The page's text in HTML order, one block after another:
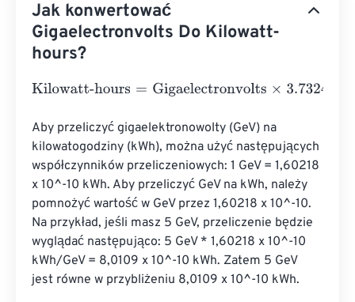
Jak konwertować
Gigaelectronvolts Do Kilowatt-
hours?
Kilowatt-hours=Gigaelectronvolts×3.732484782852825
Aby przeliczyć gigaelektronowolty (GeV) na
kilowatogodziny (kWh), można użyć następujących
współczynników przeliczeniowych: 1 GeV = 1,60218
x 10^-10 kWh. Aby przeliczyć GeV na kWh, należy
pomnożyć wartość w GeV przez 1,60218 x 10^-10.
Na przykład, jeśli masz 5 GeV, przeliczenie będzie
wyglądać następująco: 5 GeV * 1,60218 x 10^-10
kWh/GeV = 8,0109 x 10^-10 kWh. Zatem 5 GeV
jest równe w przybliżeniu 8,0109 x 10^-10 kWh.